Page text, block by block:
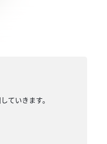
ていきます。